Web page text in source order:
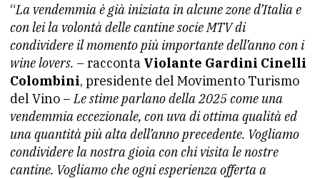
“La vendemmia è già iniziata in alcune zone d’Italia e
con lei la volontà delle cantine socie MTV di
condividere il momento più importante dell’anno con i
wine lovers. – racconta Violante Gardini Cinelli
Colombini, presidente del Movimento Turismo
del Vino –Le stime parlano della 2025 come una
vendemmia eccezionale, con uva di ottima qualità ed
una quantità più alta dell’anno precedente. Vogliamo
condividere la nostra gioia con chi visita le nostre
cantine. Vogliamo che ogni esperienza offerta a